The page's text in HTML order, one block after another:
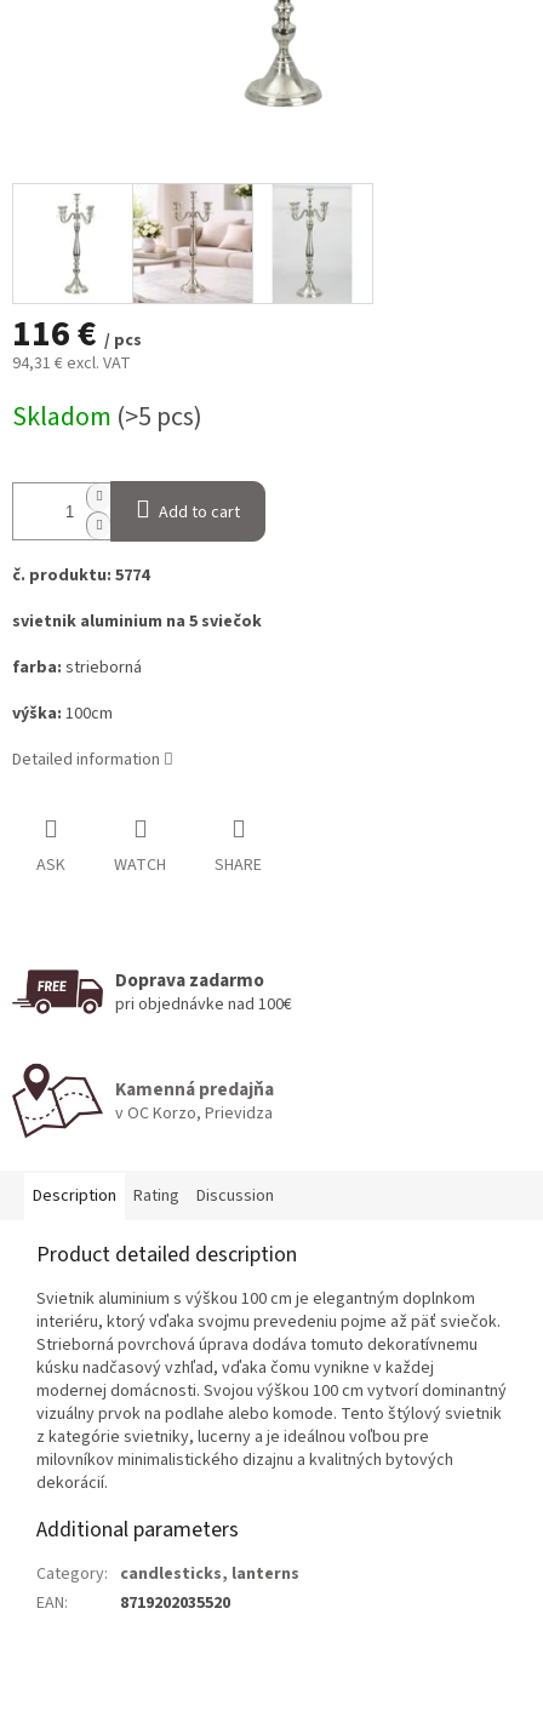
116 € / pcs
94,31 € excl. VAT
price:
Skladom (>5 pcs)
Add to cart
č. produktu: 5774
svietnik aluminium na 5 sviečok
farba: strieborná
výška: 100cm
Detailed information
ASK WATCH SHARE
Doprava zadarmo
pri objednávke nad 100€
Kamenná predajňa
v OC Korzo, Prievidza
Description Rating Discussion
Product detailed description
Svietnik aluminium s výškou 100 cm je elegantným doplnkom
interiéru, ktorý vďaka svojmu prevedeniu pojme až päť sviečok.
Strieborná povrchová úprava dodáva tomuto dekoratívnemu
kúsku nadčasový vzhľad, vďaka čomu vynikne v každej
modernej domácnosti. Svojou výškou 100 cm vytvorí dominantný
vizuálny prvok na podlahe alebo komode. Tento štýlový svietnik
z kategórie svietniky, lucerny a je ideálnou voľbou pre
milovníkov minimalistického dizajnu a kvalitných bytových
dekorácií.
Additional parameters
Category: candlesticks, lanterns
EAN: 8719202035520